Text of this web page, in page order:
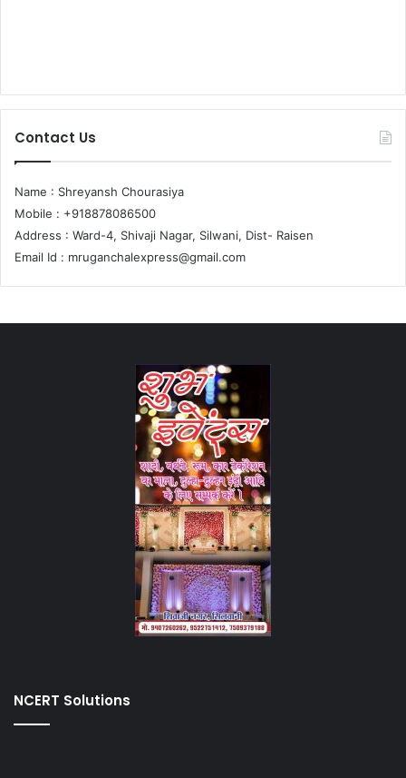
Contact Us
Name : Shreyansh Chourasiya
Mobile : +918878086500
Address : Ward-4, Shivaji Nagar, Silwani, Dist- Raisen
Email Id : mruganchalexpress@gmail.com
NCERT Solutions